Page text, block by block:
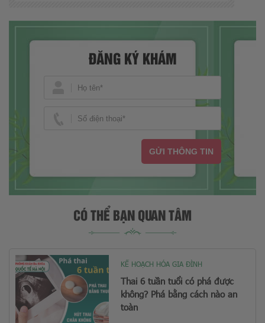
ĐĂNG KÝ KHÁM
GỬI THÔNG TIN
CÓ THỂ BẠN QUAN TÂM
KẾ HOẠCH HÓA GIA ĐÌNH
Thai 6 tuần tuổi có phá được
không? Phá bằng cách nào an
toàn